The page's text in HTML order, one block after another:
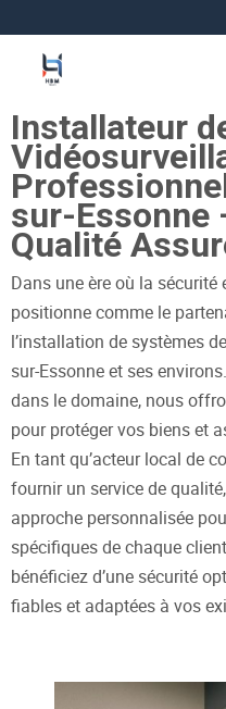
Installateur
sur-Essonne
Qualité
Dans une ère où la sécurité
positionne comme le
l’installation de systèmes
sur-Essonne et ses
dans le domaine, nous
pour protéger vos biens et
En tant qu’acteur local de
fournir un service de
approche personnalisée
spécifiques de chaque
bénéficiez d’une sécurité
fiables et adaptées à vos